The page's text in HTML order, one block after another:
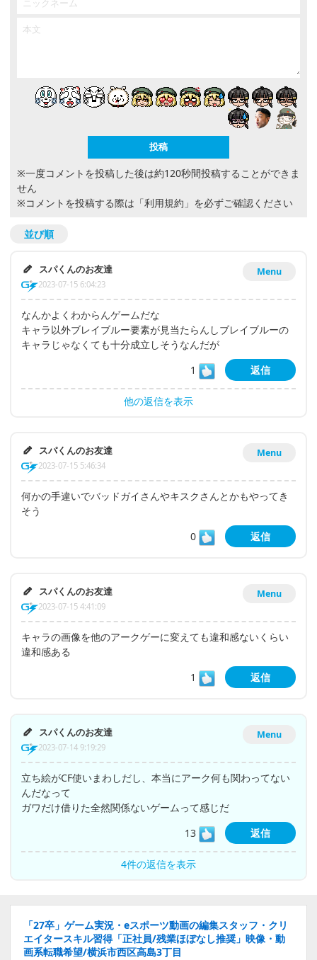
※一度コメントを投稿した後は約120秒間投稿することができま
せん
※コメントを投稿する際は 「利用規約」 を必ずご確認ください
並び順
Menu
スパくんのお友達
2023-07-15 6:04:23
なんかよくわからんゲームだな
キャラ以外ブレイブルー要素が見当たらんしブレイブルーの
キャラじゃなくても十分成立しそうなんだが
1
返信
他の返信を表示
Menu
スパくんのお友達
2023-07-15 5:46:34
何かの手違いでバッドガイさんやキスクさんとかもやってき
そう
0
返信
Menu
スパくんのお友達
2023-07-15 4:41:09
キャラの画像を他のアークゲーに変えても違和感ないくらい
違和感ある
1
返信
Menu
スパくんのお友達
2023-07-14 9:19:29
立ち絵がCF使いまわしだし、本当にアーク何も関わってない
んだなって
ガワだけ借りた全然関係ないゲームって感じだ
13
返信
4件の返信を表示
「27卒」ゲーム実況・eスポーツ動画の編集スタッフ・クリ
エイタースキル習得「正社員/残業ほぼなし推奨」映像・動
画系転職希望/横浜市西区高島3丁目